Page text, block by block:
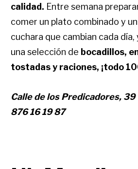
calidad. Entre semana
comer un plato combinado y
cuchara que cambian cada
una selección de bocadillos,
tostadas y raciones, ¡todo
Calle de los Predicadores, 39
876 16 19 87